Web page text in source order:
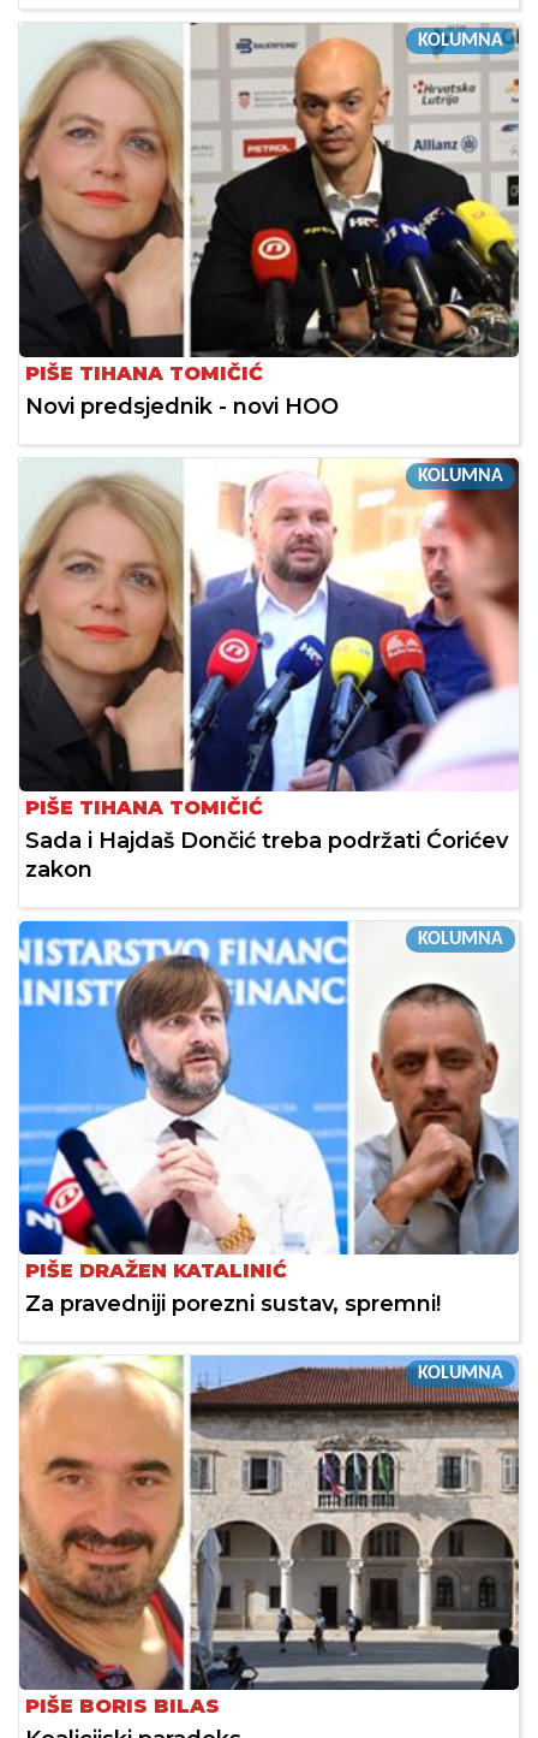
KOLUMNA
PIŠE TIHANA TOMIČIĆ
Novi predsjednik - novi HOO
KOLUMNA
PIŠE TIHANA TOMIČIĆ
Sada i Hajdaš Dončić treba podržati Ćorićev
zakon
KOLUMNA
PIŠE DRAŽEN KATALINIĆ
Za pravedniji porezni sustav, spremni!
KOLUMNA
PIŠE BORIS BILAS